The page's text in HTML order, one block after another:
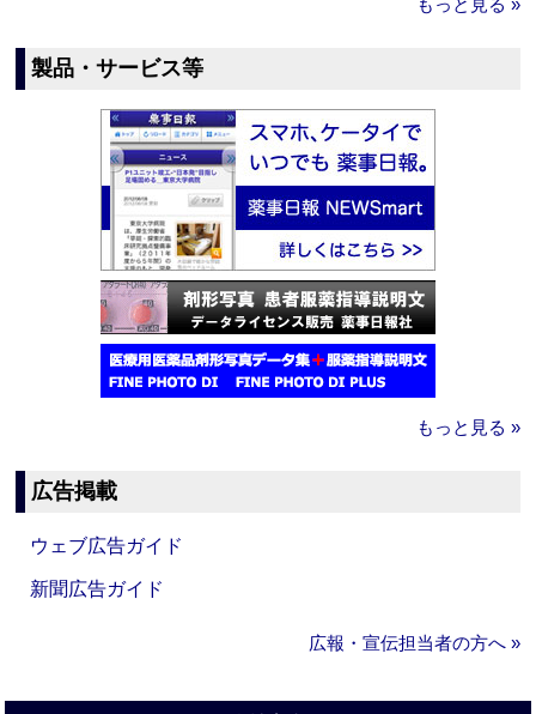
もっと見る »
製品・サービス等
もっと見る »
広告掲載
ウェブ広告ガイド
新聞広告ガイド
広報・宣伝担当者の方へ »